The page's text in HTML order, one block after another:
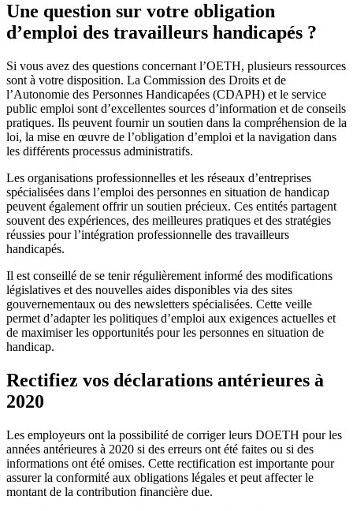
Une question sur votre obligation
d’emploi des travailleurs handicapés ?
Si vous avez des questions concernant l’OETH, plusieurs ressources
sont à votre disposition. La Commission des Droits et de
l’Autonomie des Personnes Handicapées (CDAPH) et le service
public emploi sont d’excellentes sources d’information et de conseils
pratiques. Ils peuvent fournir un soutien dans la compréhension de la
loi, la mise en œuvre de l’obligation d’emploi et la navigation dans
les différents processus administratifs.
Les organisations professionnelles et les réseaux d’entreprises
spécialisées dans l’emploi des personnes en situation de handicap
peuvent également offrir un soutien précieux. Ces entités partagent
souvent des expériences, des meilleures pratiques et des stratégies
réussies pour l’intégration professionnelle des travailleurs
handicapés.
Il est conseillé de se tenir régulièrement informé des modifications
législatives et des nouvelles aides disponibles via des sites
gouvernementaux ou des newsletters spécialisées. Cette veille
permet d’adapter les politiques d’emploi aux exigences actuelles et
de maximiser les opportunités pour les personnes en situation de
handicap.
Rectifiez vos déclarations antérieures à
2020
Les employeurs ont la possibilité de corriger leurs DOETH pour les
années antérieures à 2020 si des erreurs ont été faites ou si des
informations ont été omises. Cette rectification est importante pour
assurer la conformité aux obligations légales et peut affecter le
montant de la contribution financière due.